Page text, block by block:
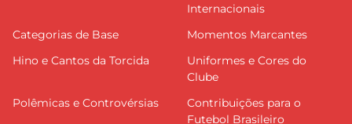
Internacionais
Categorias de Base
Momentos Marcantes
Hino e Cantos da Torcida
Uniformes e Cores do
Clube
Polêmicas e Controvérsias
Contribuições para o
Futebol Brasileiro